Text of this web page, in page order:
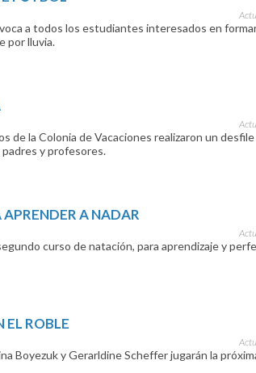
a todos los estudiantes interesados en
por lluvia.
de la Colonia de Vacaciones realizaron un
padres y profesores.
A NADAR
curso de natación, para aprendizaje y
EL ROBLE
Boyezuk y Gerarldine Scheffer jugarán la